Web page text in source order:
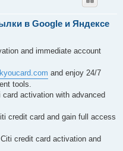
в Google и Яндексе
and immediate account
and enjoy 24/7
tools.
card activation with advanced
credit card and gain full access
credit card activation and